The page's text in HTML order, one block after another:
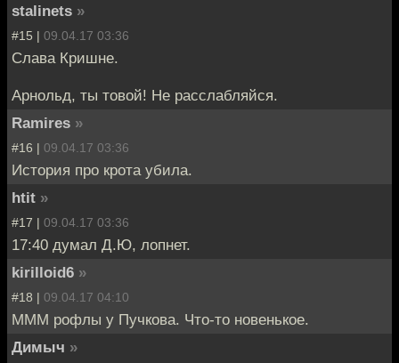
stalinets »
#15 | 09.04.17 03:36
Слава Кришне.
Арнольд, ты товой! Не расслабляйся.
Ramires »
#16 | 09.04.17 03:36
История про крота убила.
htit »
#17 | 09.04.17 03:36
17:40 думал Д.Ю, лопнет.
kirilloid6 »
#18 | 09.04.17 04:10
МММ рофлы у Пучкова. Что-то новенькое.
Димыч »